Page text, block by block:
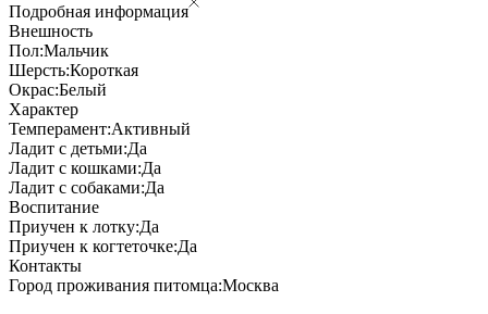
Подробная информация
Внешность
Пол:Мальчик
Шерсть:Короткая
Окрас:Белый
Характер
Темперамент:Активный
Ладит с детьми:Да
Ладит с кошками:Да
Ладит с собаками:Да
Воспитание
Приучен к лотку:Да
Приучен к когтеточке:Да
Контакты
Город проживания питомца:Москва